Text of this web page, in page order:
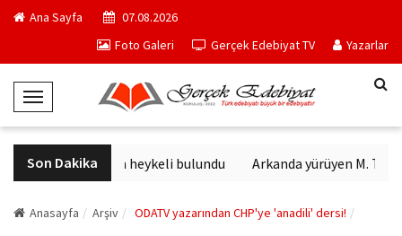
Ana Sayfa
07.08.2026
Foto Galeri
Gerçek Edebiyat TV Yazarlar
T
o
g
g
e
Son Dakika
Sağlık tanrısının heykeli bulundu Arkanda yürüyen M.
Anasayfa Arşiv ODATV yazarından CHP'ye 'anadili' dersi!